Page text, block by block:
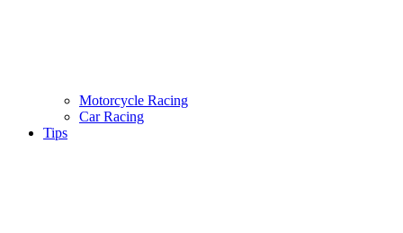
Motorcycle Racing
Car Racing
Tips